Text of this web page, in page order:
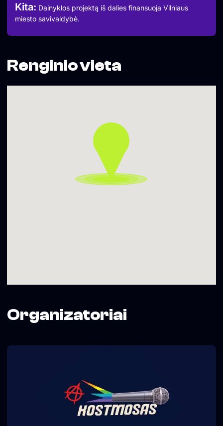
Kita: Dainyklos projektą iš dalies finansuoja Vilniaus
miesto savivaldybė.
Renginio vieta
Organizatoriai